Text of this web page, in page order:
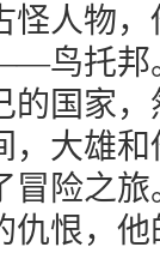
怪人物
鸟托邦
的国家
，大雄
冒险之
仇恨，